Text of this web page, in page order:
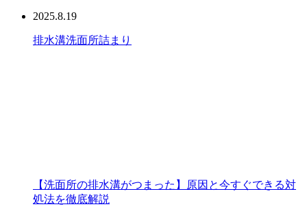
2025.8.19
排水溝洗面所詰まり
【洗面所の排水溝がつまった】原因と今すぐできる対
処法を徹底解説